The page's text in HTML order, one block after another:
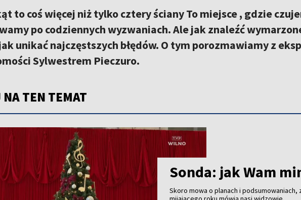
to coś więcej niż tylko cztery ściany To miejsce , gdzie
po codziennych wyzwaniach. Ale jak znaleźć
unikać najczęstszych błędów. O tym porozmawiamy z
Sylwestrem Pieczuro.
TEN TEMAT
Sonda: jak Wam
Skoro mowa o planach i